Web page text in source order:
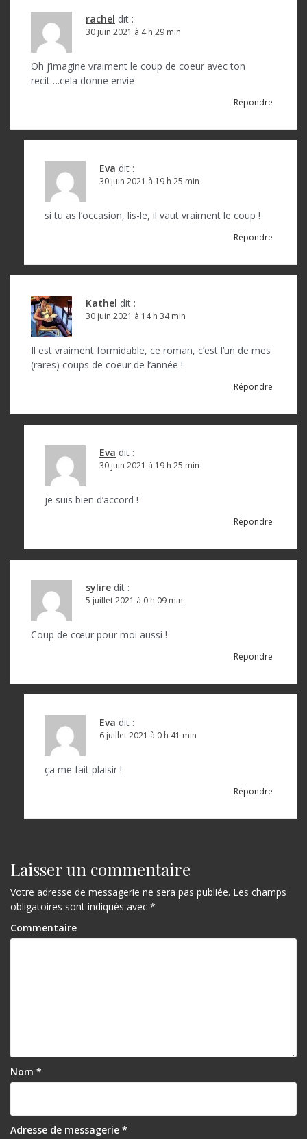
rachel dit :
30 juin 2021 à 4 h 29 min
Oh j’imagine vraiment le coup de coeur avec ton
recit….cela donne envie
Répondre
Eva dit :
30 juin 2021 à 19 h 25 min
si tu as l’occasion, lis-le, il vaut vraiment le coup !
Répondre
Kathel dit :
30 juin 2021 à 14 h 34 min
Il est vraiment formidable, ce roman, c’est l’un de mes
(rares) coups de coeur de l’année !
Répondre
Eva dit :
30 juin 2021 à 19 h 25 min
je suis bien d’accord !
Répondre
sylire dit :
5 juillet 2021 à 0 h 09 min
Coup de cœur pour moi aussi !
Répondre
Eva dit :
6 juillet 2021 à 0 h 41 min
ça me fait plaisir !
Répondre
Laisser un commentaire
Votre adresse de messagerie ne sera pas publiée. Les champs
obligatoires sont indiqués avec *
Commentaire
Nom *
Adresse de messagerie *